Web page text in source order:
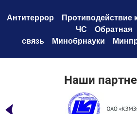
Антитеррор Противодействие
ЧС
Обратная
связь
Минобрнауки
Наши